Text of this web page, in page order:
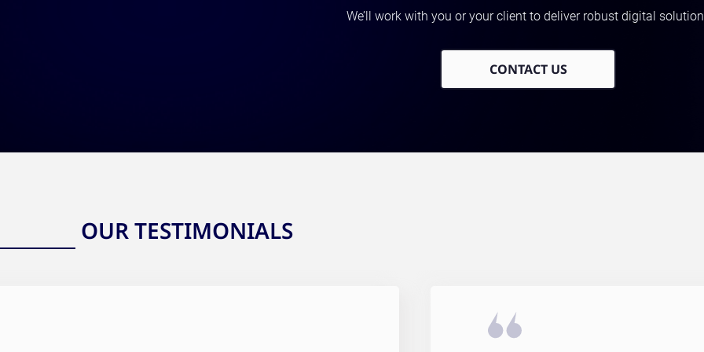
We’ll work with you or your client to deliver robust digital
CONTACT US
OUR TESTIMONIALS